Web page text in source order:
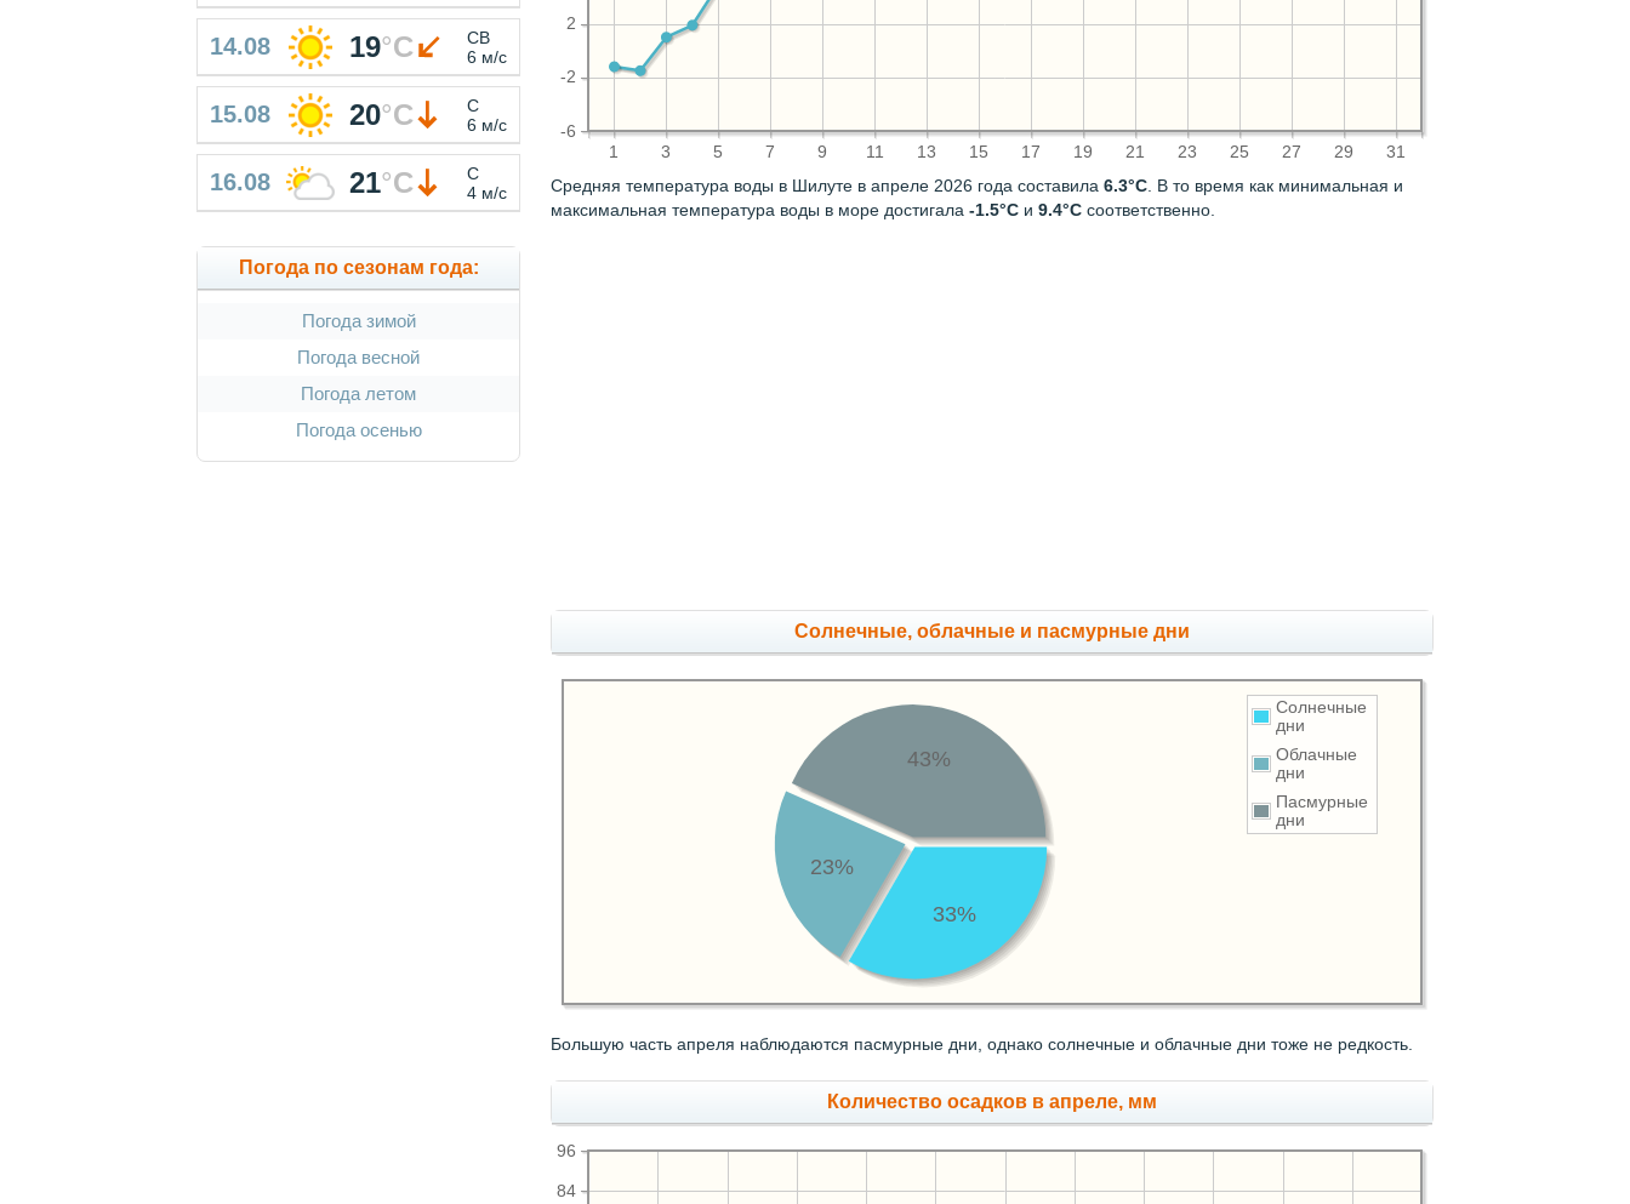
1 3 5 7 9 11 13 15 17 19 21 23 25 27 29 31
-6
-2
2
Средняя температура воды в Шилуте в апреле 2026 года составила 6.3°C . В то время как минимальная и
максимальная температура воды в море достигала -1.5°C и 9.4°C соответственно.
Cолнечные, облачные и пасмурные дни
Солнечные
дни
Облачные
дни
Пасмурные
дни
33%
23%
43%
Большую часть апреля наблюдаются пасмурные дни, однако солнечные и облачные дни тоже не редкость.
Количество осадков в апреле, мм
84
96
14.08 19°C
СВ
6 м/с
15.08 20°C
С
6 м/с
16.08 21°C
С
4 м/с
Погода по сезонам года:
Погода зимой
Погода весной
Погода летом
Погода осенью